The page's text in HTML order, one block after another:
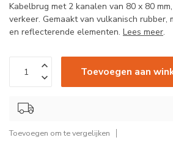
Kabelbrug met 2 kanalen van 80 x 80
verkeer. Gemaakt van vulkanisch
en reflecterende elementen. Lees meer.
Toevoegen aan
Toevoegen om te vergelijken